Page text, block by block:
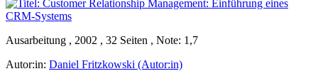
Ausarbeitung , 2002 , 32 Seiten , Note: 1,7
Autor:in: Daniel Fritzkowski (Autor:in)